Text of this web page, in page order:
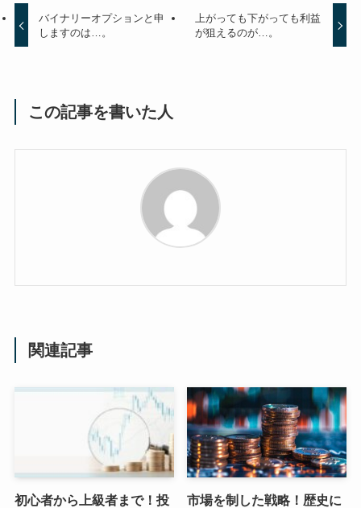
バイナリーオプションと申
しますのは…。
上がっても下がっても利益
が狙えるのが…。
この記事を書いた人
関連記事
初心者から上級者まで！投
市場を制した戦略！歴史に